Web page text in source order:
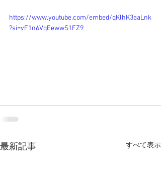
https://www.youtube.com/embed/qKlhK3aaLnk
?si=vF1n6VqEewwS1FZ9
最新記事 すべて表示